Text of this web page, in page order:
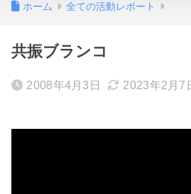
ホーム 全ての活動レポート
共振ブランコ
2008年4月3日 2023年2月7